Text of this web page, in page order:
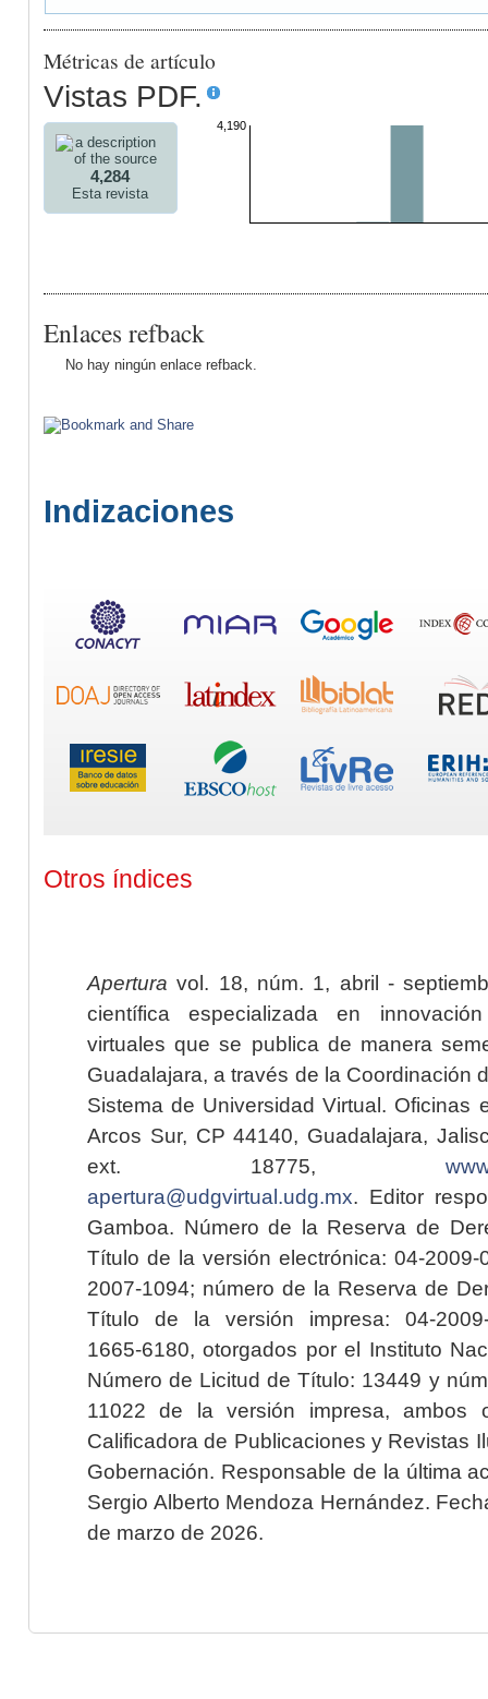
Métricas de artículo
Vistas PDF.
4,284
Esta revista
4,190
Enlaces refback
No hay ningún enlace refback.
Indizaciones
Otros índices
Apertura vol. 18, núm. 1, abril -
científica especializada en
virtuales que se publica de manera
Guadalajara, a través de la Coordinación
Sistema de Universidad Virtual. Oficinas
Arcos Sur, CP 44140, Guadalajara,
ext. 18775,
apertura@udgvirtual.udg.mx. Editor
Gamboa. Número de la Reserva de
Título de la versión electrónica: 04-2009-
2007-1094; número de la Reserva de
Título de la versión impresa: 04-2009-
1665-6180, otorgados por el Instituto
Número de Licitud de Título: 13449 y
11022 de la versión impresa, ambos
Calificadora de Publicaciones y Revistas
Gobernación. Responsable de la última
Sergio Alberto Mendoza Hernández.
de marzo de 2026.